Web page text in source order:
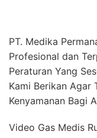
PT. Medika
Profesional dan
Peraturan Yang
Kami Berikan Agar
Kenyamanan Bagi
Video Gas Medis